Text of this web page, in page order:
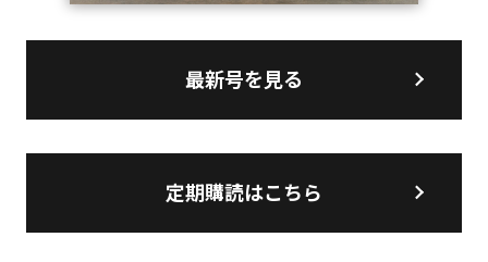
最新号を見る
定期購読はこちら